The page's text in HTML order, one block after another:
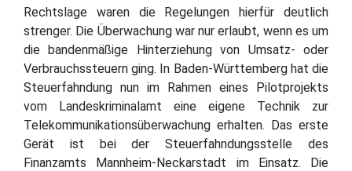
Rechtslage waren die Regelungen hierfür deutlich
strenger. Die Überwachung war nur erlaubt, wenn es um
die bandenmäßige Hinterziehung von Umsatz- oder
Verbrauchssteuern ging. In Baden-Württemberg hat die
Steuerfahndung nun im Rahmen eines Pilotprojekts
vom Landeskriminalamt eine eigene Technik zur
Telekommunikationsüberwachung erhalten. Das erste
Gerät ist bei der Steuerfahndungsstelle des
Finanzamts Mannheim-Neckarstadt im Einsatz. Die